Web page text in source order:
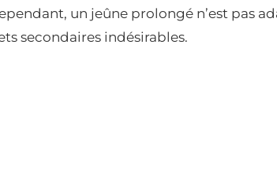
un jeûne prolongé n’est pas
secondaires indésirables.